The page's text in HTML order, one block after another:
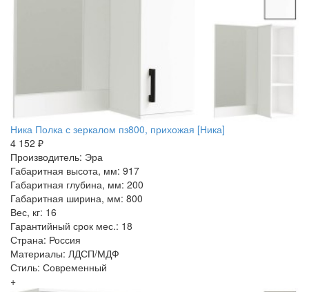
Ника Полка с зеркалом пз800, прихожая [Ника]
4 152 ₽
Производитель: Эра
Габаритная высота, мм: 917
Габаритная глубина, мм: 200
Габаритная ширина, мм: 800
Вес, кг: 16
Гарантийный срок мес.: 18
Страна: Россия
Материалы: ЛДСП/МДФ
Стиль: Современный
+